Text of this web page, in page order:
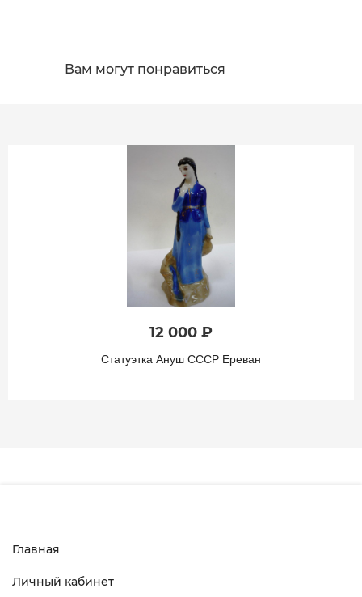
Вам могут понравиться
12 000 ₽
Статуэтка Ануш СССР Ереван
Главная
Личный кабинет